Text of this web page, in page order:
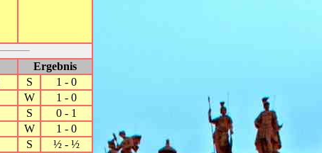
Ergebnis
S
1 - 0
W
1 - 0
S
0 - 1
W
1 - 0
S
½ - ½